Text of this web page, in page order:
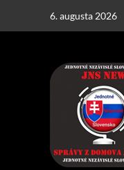
6. augusta 2026